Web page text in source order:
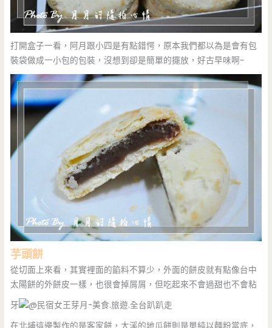
打開盒子一看，阿月跟小四是有點錯愕，原本我們都以為是會有包
裝袋做成一小包的包裝，沒想到卻是簡單的擺放，好古早味啊~
芋頭餅
從切面上來看，其實裡面的餡料不算少，外面的餅皮就有點像台中
太陽餅的外餅皮一樣，也很會掉屑屑，但吃起來不會過甜也不會粘
牙
在北埔這邊製作的是客家餅，大溪的地瓜餅則是單純以麵粉當底，